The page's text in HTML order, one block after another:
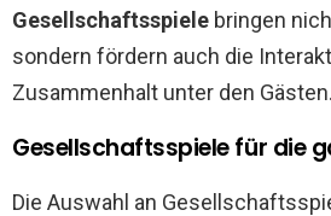
Gesellschaftsspiele bringen
sondern fördern auch die
Zusammenhalt unter den Gästen.
Gesellschaftsspiele für die
Die Auswahl an